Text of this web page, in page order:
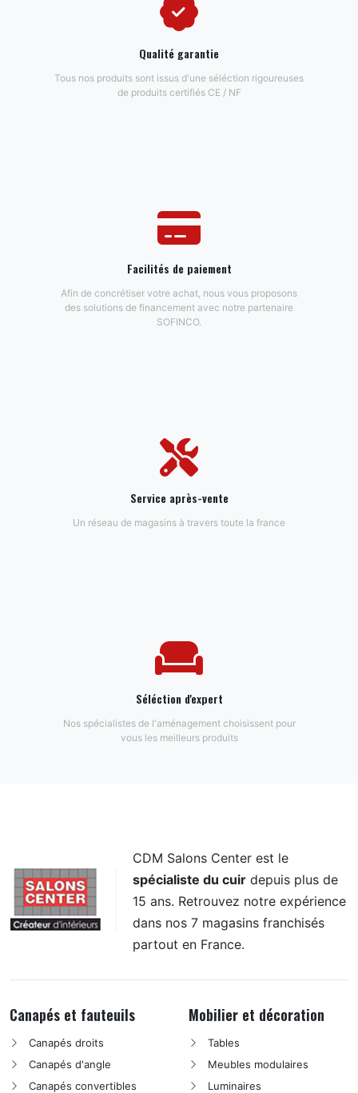
Qualité garantie
Tous nos produits sont issus d'une séléction rigoureuses
de produits certifiés CE / NF
Facilités de paiement
Afin de concrétiser votre achat, nous vous proposons
des solutions de financement avec notre partenaire
SOFINCO.
Service après-vente
Un réseau de magasins à travers toute la france
Séléction d'expert
Nos spécialistes de l'aménagement choisissent pour
vous les meilleurs produits
CDM Salons Center est le
spécialiste du cuir depuis plus de
15 ans. Retrouvez notre expérience
dans nos 7 magasins franchisés
partout en France.
Canapés et fauteuils
Canapés droits
Canapés d'angle
Canapés convertibles
Mobilier et décoration
Tables
Meubles modulaires
Luminaires